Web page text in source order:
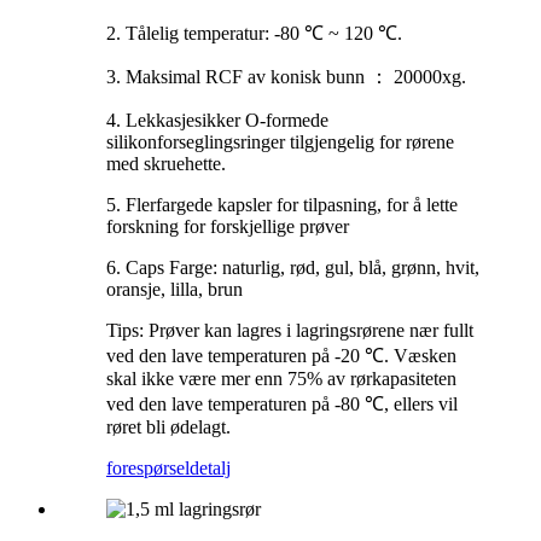
2. Tålelig temperatur: -80 ℃ ~ 120 ℃.
3. Maksimal RCF av konisk bunn ： 20000xg.
4. Lekkasjesikker O-formede
silikonforseglingsringer tilgjengelig for rørene
med skruehette.
5. Flerfargede kapsler for tilpasning, for å lette
forskning for forskjellige prøver
6. Caps Farge: naturlig, rød, gul, blå, grønn, hvit,
oransje, lilla, brun
Tips: Prøver kan lagres i lagringsrørene nær fullt
ved den lave temperaturen på -20 ℃. Væsken
skal ikke være mer enn 75% av rørkapasiteten
ved den lave temperaturen på -80 ℃, ellers vil
røret bli ødelagt.
forespørseldetalj